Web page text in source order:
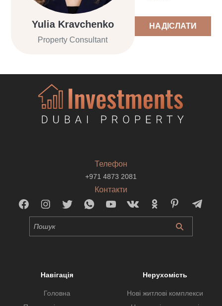
Yulia Kravchenko
Property Consultant
НАДІСЛАТИ
Телефон
+971 4873 2081
Контакти
Навігація
Головна
Нерухомість
Нові житлові комплекси